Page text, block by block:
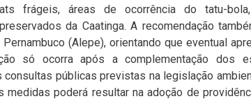
frágeis, áreas de ocorrência do tatu-
da Caatinga. A recomendação
(Alepe), orientando que eventual
só ocorra após a complementação dos
públicas previstas na legislação
medidas poderá resultar na adoção de